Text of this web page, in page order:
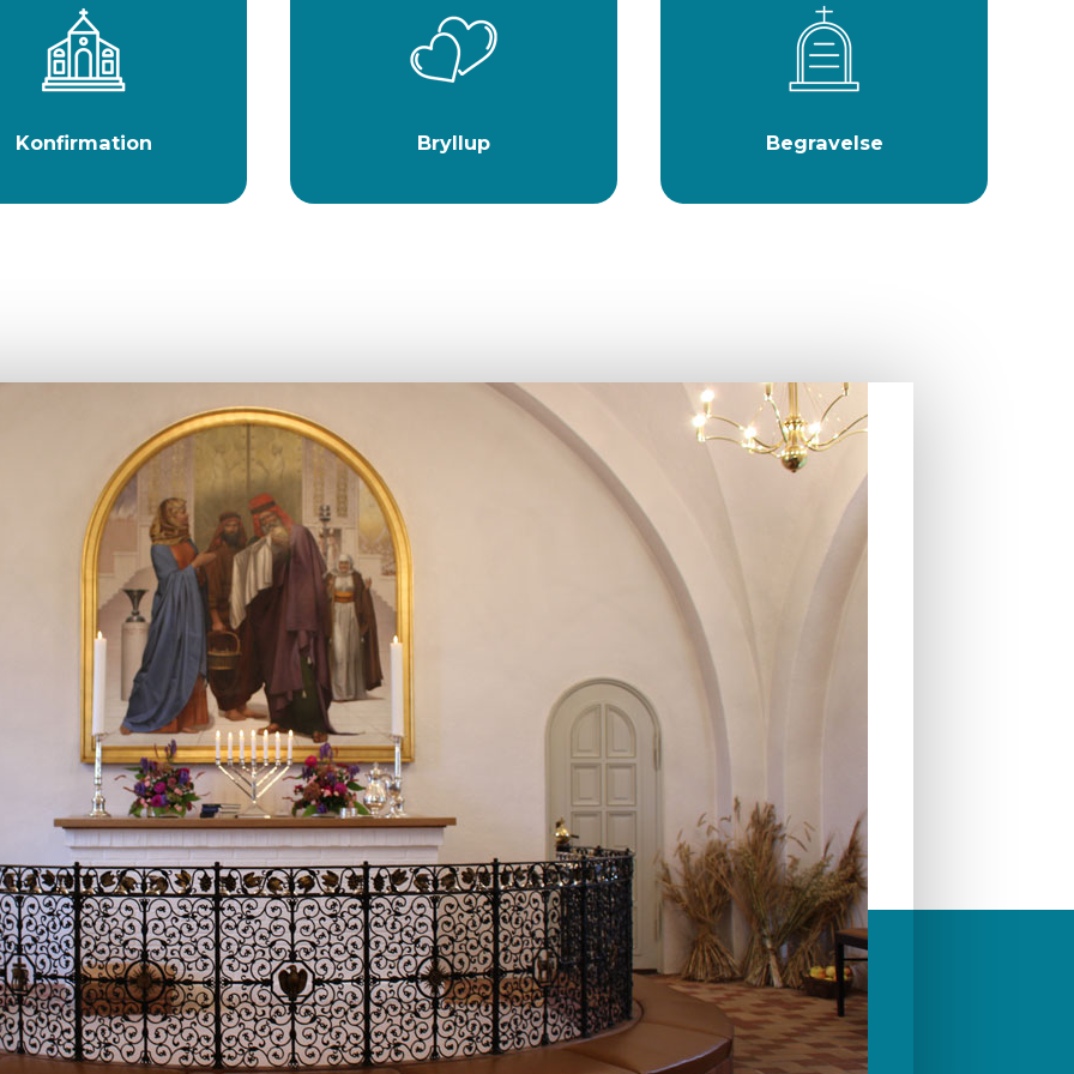
Konfirmation Bryllup Begravelse